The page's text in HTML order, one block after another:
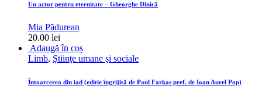
Un actor pentru eternitate – Gheorghe Dinică
Mia Pădurean
20.00 lei
Adaugă în coș
Limb, Ştiinţe umane şi sociale
Întoarcerea din iad (ediție îngrijită de Paul Farkas pref. de Ioan Aurel Pop)